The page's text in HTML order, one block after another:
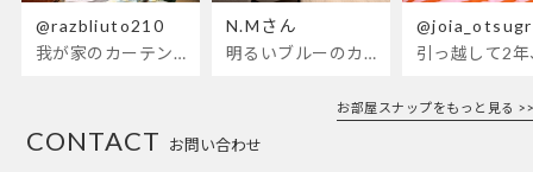
@razbliuto210
我が家のカーテンが新しくなりました🌼早起きが超絶苦手な私が、思わず朝カーテンを開けて光合成するようになったステンドグラスカーテン…！
N.Mさん
明るいブルーのカーテンで、部屋全体が明るく。白を基調とした部屋にぴったりです。
お部屋スナップをもっと見る >>
お問い合わせ
CONTACT